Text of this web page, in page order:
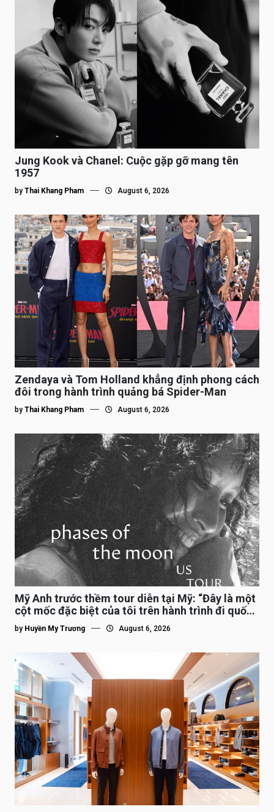
Jung Kook và Chanel: Cuộc gặp gỡ mang tên
1957
by Thai Khang Pham August 6, 2026
Zendaya và Tom Holland khẳng định phong cách
đôi trong hành trình quảng bá Spider-Man
by Thai Khang Pham August 6, 2026
Mỹ Anh trước thềm tour diễn tại Mỹ: “Đây là một
cột mốc đặc biệt của tôi trên hành trình đi quốc
tế”
by Huyền My Trương August 6, 2026